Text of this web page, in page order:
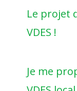
Le projet
VDES !
Je me